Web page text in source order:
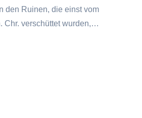
den Ruinen, die einst vom
Chr. verschüttet wurden,…